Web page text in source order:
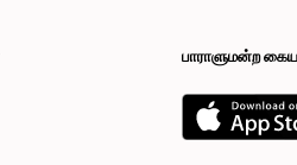
பாராளுமன்ற